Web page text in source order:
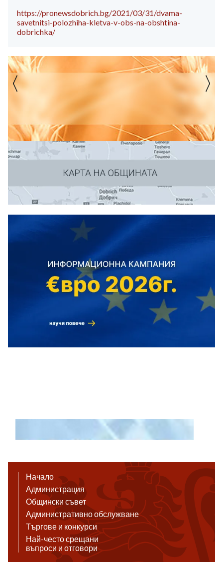
https://pronewsdobrich.bg/2021/03/31/dvama-
savetnitsi-polozhiha-kletva-v-obs-na-obshtina-
dobrichka/
Начало
Администрация
Общински съвет
Административно обслужване
Търгове и конкурси
Най-често срещани
въпроси и отговори